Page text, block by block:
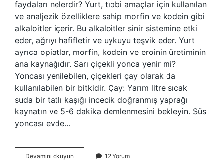
faydaları nelerdir? Yurt, tıbbi amaçlar için kullanılan
ve analjezik özelliklere sahip morfin ve kodein gibi
alkaloitler içerir. Bu alkaloitler sinir sistemine etki
eder, ağrıyı hafifletir ve uykuyu teşvik eder. Yurt
ayrıca opiatlar, morfin, kodein ve eroinin üretiminin
ana kaynağıdır. Sarı çiçekli yonca yenir mi?
Yoncası yenilebilen, çiçekleri çay olarak da
kullanılabilen bir bitkidir. Çay: Yarım litre sıcak
suda bir tatlı kaşığı incecik doğranmış yaprağı
kaynatın ve 5-6 dakika demlenmesini bekleyin. Süs
yoncası evde…
Devamını okuyun 12 Yorum